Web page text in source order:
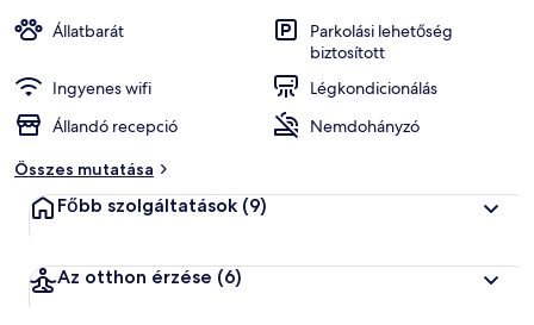
Állatbarát
Parkolási lehetőség
biztosított
Ingyenes wifi
Légkondicionálás
Állandó recepció
Nemdohányzó
Összes mutatása
Főbb szolgáltatások (9)
Az otthon érzése (6)